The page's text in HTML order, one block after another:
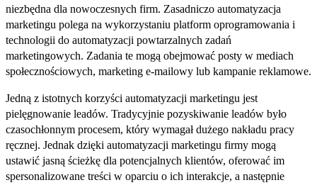
niezbędna dla nowoczesnych firm. Zasadniczo automatyzacja
marketingu polega na wykorzystaniu platform oprogramowania i
technologii do automatyzacji powtarzalnych zadań
marketingowych. Zadania te mogą obejmować posty w mediach
społecznościowych, marketing e-mailowy lub kampanie reklamowe.
Jedną z istotnych korzyści automatyzacji marketingu jest
pielęgnowanie leadów. Tradycyjnie pozyskiwanie leadów było
czasochłonnym procesem, który wymagał dużego nakładu pracy
ręcznej. Jednak dzięki automatyzacji marketingu firmy mogą
ustawić jasną ścieżkę dla potencjalnych klientów, oferować im
spersonalizowane treści w oparciu o ich interakcje, a następnie